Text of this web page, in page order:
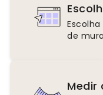
de
Medir